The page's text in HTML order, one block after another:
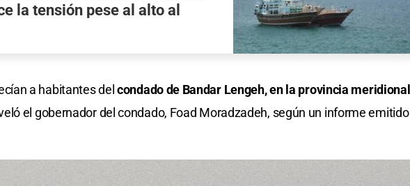
la tensión pese al alto al
a habitantes del condado de Bandar Lengeh, en la provincia meridional
el gobernador del condado, Foad Moradzadeh, según un informe emitido